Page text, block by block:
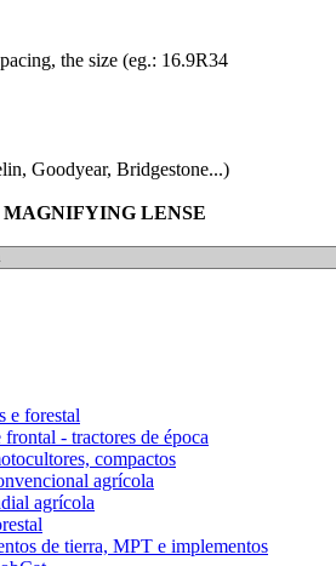
the size (eg.: 16.9R34
Goodyear, Bridgestone...)
LENSE
e forestal
- tractores de época
compactos
agrícola
agrícola
de tierra, MPT e implementos